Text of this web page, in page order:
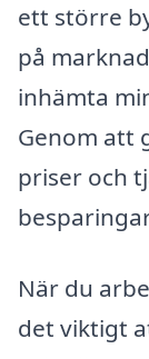
ett större
på
inhämta
Genom att
priser och
När du
det viktigt